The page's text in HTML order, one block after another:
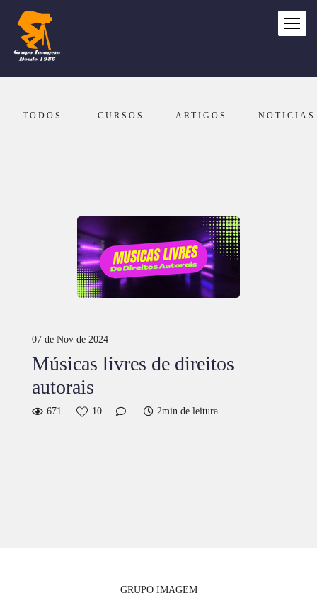
TODOS CURSOS ARTIGOS NOTICIAS
07 de Nov de 2024
Músicas livres de direitos
autorais
671 10 2min de leitura
GRUPO IMAGEM